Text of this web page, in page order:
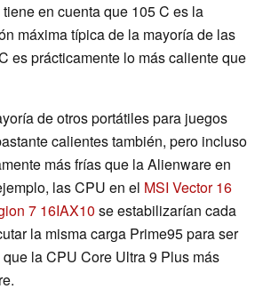
en cuenta que 105 C es la
máxima típica de la mayoría de las
es prácticamente lo más caliente que
de otros portátiles para juegos
calientes también, pero incluso
más frías que la Alienware en
las CPU en el MSI Vector 16
7 16IAX10 se estabilizarían cada
la misma carga Prime95 para ser
la CPU Core Ultra 9 Plus más